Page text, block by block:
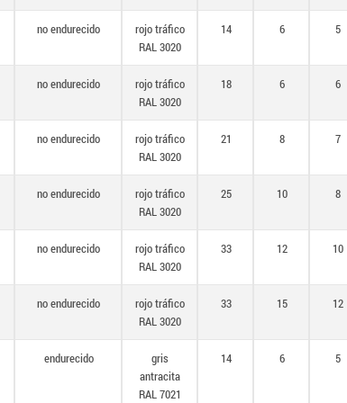
no endurecido
rojo tráfico
RAL 3020
14 6 5
no endurecido
rojo tráfico
RAL 3020
18 6 6
no endurecido
rojo tráfico
RAL 3020
21 8 7
no endurecido
rojo tráfico
RAL 3020
25 10 8
no endurecido
rojo tráfico
RAL 3020
33 12 10
no endurecido
rojo tráfico
RAL 3020
33 15 12
endurecido
gris
antracita
RAL 7021
14 6 5